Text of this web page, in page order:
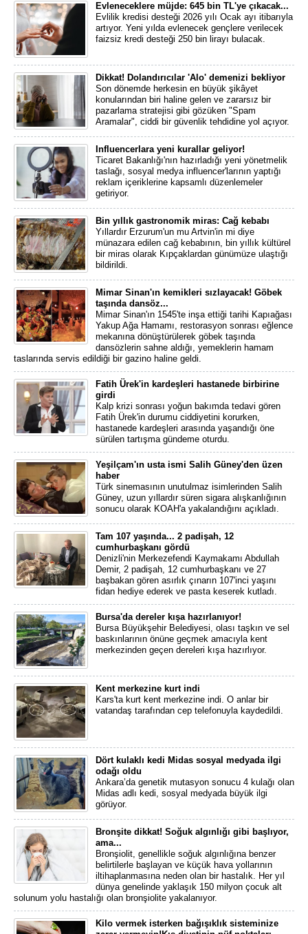
Evleneceklere müjde: 645 bin TL'ye çıkacak...
Evlilik kredisi desteği 2026 yılı Ocak ayı itibarıyla
artıyor. Yeni yılda evlenecek gençlere verilecek
faizsiz kredi desteği 250 bin lirayı bulacak.
Dikkat! Dolandırıcılar 'Alo' demenizi bekliyor
Son dönemde herkesin en büyük şikâyet
konularından biri haline gelen ve zararsız bir
pazarlama stratejisi gibi gözüken "Spam
Aramalar", ciddi bir güvenlik tehdidine yol açıyor.
Influencerlara yeni kurallar geliyor!
Ticaret Bakanlığı'nın hazırladığı yeni yönetmelik
taslağı, sosyal medya influencer'larının yaptığı
reklam içeriklerine kapsamlı düzenlemeler
getiriyor.
Bin yıllık gastronomik miras: Cağ kebabı
Yıllardır Erzurum'un mu Artvin'in mi diye
münazara edilen cağ kebabının, bin yıllık kültürel
bir miras olarak Kıpçaklardan günümüze ulaştığı
bildirildi.
Mimar Sinan'ın kemikleri sızlayacak! Göbek
taşında dansöz...
Mimar Sinan'ın 1545'te inşa ettiği tarihi Kapıağası
Yakup Ağa Hamamı, restorasyon sonrası eğlence
mekanına dönüştürülerek göbek taşında
dansözlerin sahne aldığı, yemeklerin hamam
taslarında servis edildiği bir gazino haline geldi.
Fatih Ürek'in kardeşleri hastanede birbirine
girdi
Kalp krizi sonrası yoğun bakımda tedavi gören
Fatih Ürek'in durumu ciddiyetini korurken,
hastanede kardeşleri arasında yaşandığı öne
sürülen tartışma gündeme oturdu.
Yeşilçam'ın usta ismi Salih Güney'den üzen
haber
Türk sinemasının unutulmaz isimlerinden Salih
Güney, uzun yıllardır süren sigara alışkanlığının
sonucu olarak KOAH'a yakalandığını açıkladı.
Tam 107 yaşında... 2 padişah, 12
cumhurbaşkanı gördü
Denizli'nin Merkezefendi Kaymakamı Abdullah
Demir, 2 padişah, 12 cumhurbaşkanı ve 27
başbakan gören asırlık çınarın 107'inci yaşını
fidan hediye ederek ve pasta keserek kutladı.
Bursa'da dereler kışa hazırlanıyor!
Bursa Büyükşehir Belediyesi, olası taşkın ve sel
baskınlarının önüne geçmek amacıyla kent
merkezinden geçen dereleri kışa hazırlıyor.
Kent merkezine kurt indi
Kars'ta kurt kent merkezine indi. O anlar bir
vatandaş tarafından cep telefonuyla kaydedildi.
Dört kulaklı kedi Midas sosyal medyada ilgi
odağı oldu
Ankara’da genetik mutasyon sonucu 4 kulağı olan
Midas adlı kedi, sosyal medyada büyük ilgi
görüyor.
Bronşite dikkat! Soğuk algınlığı gibi başlıyor,
ama...
Bronşiolit, genellikle soğuk algınlığına benzer
belirtilerle başlayan ve küçük hava yollarının
iltihaplanmasına neden olan bir hastalık. Her yıl
dünya genelinde yaklaşık 150 milyon çocuk alt
solunum yolu hastalığı olan bronşiolite yakalanıyor.
Kilo vermek isterken bağışıklık sisteminize